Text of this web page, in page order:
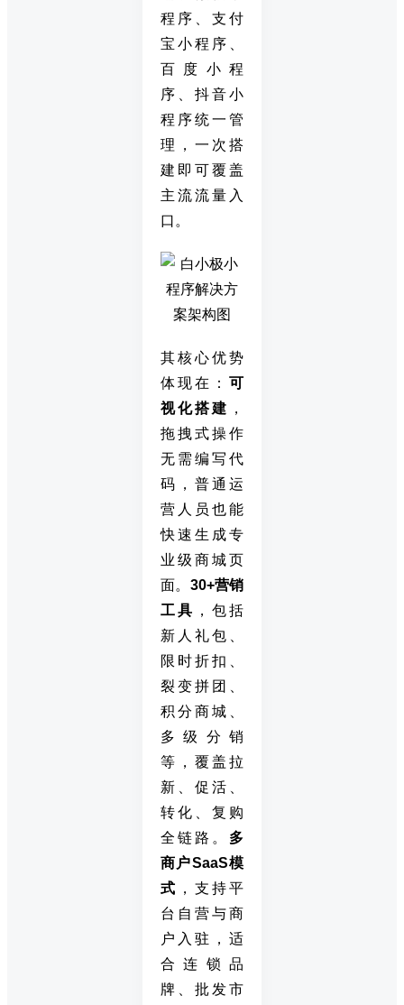
程序、支付
宝小程序、
百度小程
序、抖音小
程序统一管
理，一次搭
建即可覆盖
主流流量入
口。
其核心优势
体现在： 可
视化搭建 ，
拖拽式操作
无需编写代
码，普通运
营人员也能
快速生成专
业级商城页
面。 30+营销
工具 ，包括
新人礼包、
限时折扣、
裂变拼团、
积分商城、
多级分销
等，覆盖拉
新、促活、
转化、复购
全链路。 多
商户SaaS模
式 ，支持平
台自营与商
户入驻，适
合连锁品
牌、批发市